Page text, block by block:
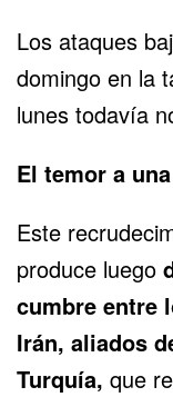
Los ataques
domingo en la
lunes todavía
El temor a
Este
produce luego
cumbre entre
Irán, aliados
Turquía, que